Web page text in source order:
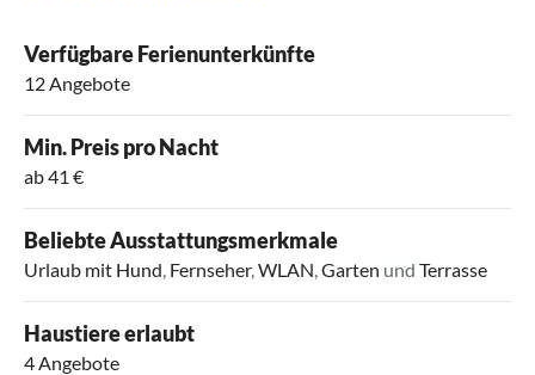
Verfügbare Ferienunterkünfte
12 Angebote
Min. Preis pro Nacht
ab 41 €
Beliebte Ausstattungsmerkmale
Urlaub mit Hund Fernseher, WLAN Garten und Terrasse
Haustiere erlaubt
4 Angebote